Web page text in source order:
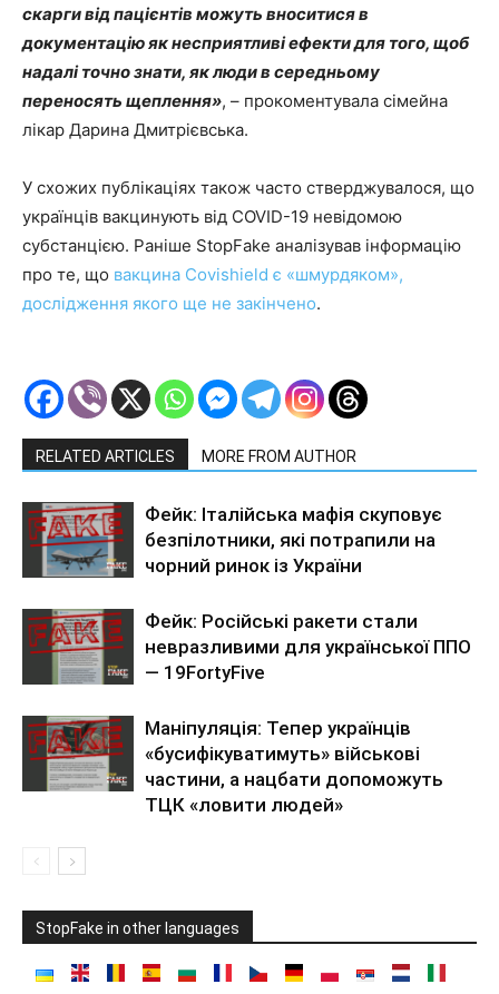
скарги від пацієнтів можуть вноситися в
документацію як несприятливі ефекти для того, щоб
надалі точно знати, як люди в середньому
переносять щеплення», – прокоментувала сімейна
лікар Дарина Дмитрієвська.
У схожих публікаціях також часто стверджувалося, що
українців вакцинують від COVID-19 невідомою
субстанцією. Раніше StopFake аналізував інформацію
про те, що вакцина Covishield є «шмурдяком»,
дослідження якого ще не закінчено.
RELATED ARTICLES MORE FROM AUTHOR
Фейк: Італійська мафія скуповує
безпілотники, які потрапили на
чорний ринок із України
Фейк: Російські ракети стали
невразливими для української ППО
— 19FortyFive
Маніпуляція: Тепер українців
«бусифікуватимуть» військові
частини, а нацбати допоможуть
ТЦК «ловити людей»
StopFake in other languages